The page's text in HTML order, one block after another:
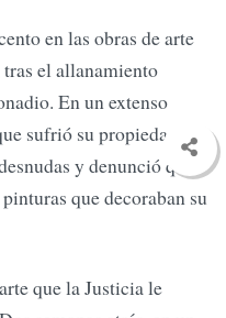
en las obras de arte
tras el allanamiento
En un extenso
sufrió su propiedad de
y denunció que
que decoraban su
que la Justicia le